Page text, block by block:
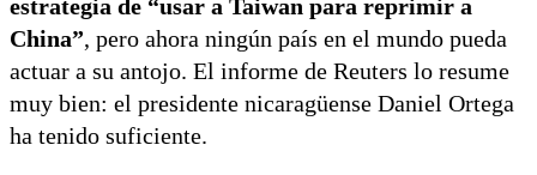
estrategia de “usar a Taiwan para reprimir a
China”, pero ahora ningún país en el mundo pueda
actuar a su antojo. El informe de Reuters lo resume
muy bien: el presidente nicaragüense Daniel Ortega
ha tenido suficiente.